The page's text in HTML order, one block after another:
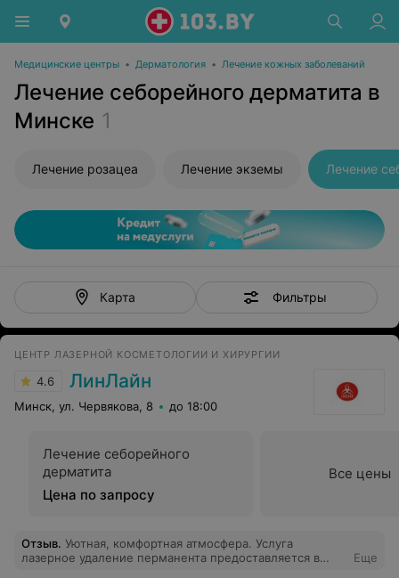
Медицинские центры • Дерматология • Лечение кожных заболеваний
Лечение себорейного дерматита в
Минске 1
Лечение розацеа Лечение экземы Лечение
Карта Фильтры
ЦЕНТР ЛАЗЕРНОЙ КОСМЕТОЛОГИИ И ХИРУРГИИ
4.6 ЛинЛайн
Минск, ул. Червякова, 8 до 18:00
Лечение себорейного
дерматита
Цена по запросу
Все цены
Отзыв. Уютная, комфортная атмосфера. Услуга
лазерное удаление перманента предоставляется в
Еще